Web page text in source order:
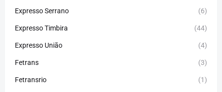
Expresso Serrano (6)
Expresso Timbira (44)
Expresso União (4)
Fetrans (3)
Fetransrio (1)